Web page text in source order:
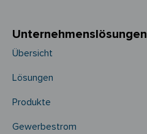
Unternehmens­­lösungen
Übersicht
Lösungen
Produkte
Gewerbestrom